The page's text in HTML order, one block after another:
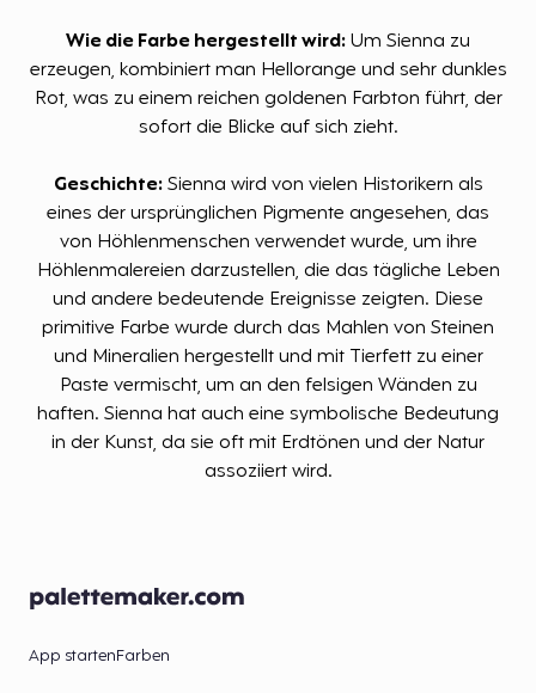
Wie die Farbe hergestellt wird:Um Sienna zu
erzeugen, kombiniert man Hellorange und sehr dunkles
Rot, was zu einem reichen goldenen Farbton führt, der
sofort die Blicke auf sich zieht.
Geschichte:Sienna wird von vielen Historikern als
eines der ursprünglichen Pigmente angesehen, das
von Höhlenmenschen verwendet wurde, um ihre
Höhlenmalereien darzustellen, die das tägliche Leben
und andere bedeutende Ereignisse zeigten. Diese
primitive Farbe wurde durch das Mahlen von Steinen
und Mineralien hergestellt und mit Tierfett zu einer
Paste vermischt, um an den felsigen Wänden zu
haften. Sienna hat auch eine symbolische Bedeutung
in der Kunst, da sie oft mit Erdtönen und der Natur
assoziiert wird.
App startenFarben